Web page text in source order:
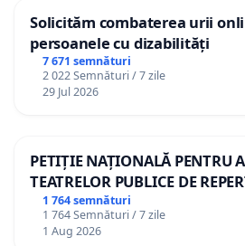
Solicităm combaterea urii
persoanele cu dizabilități
7 671 semnături
2 022 Semnături / 7 zile
29 Jul 2026
PETIȚIE NAȚIONALĂ PENTRU
TEATRELOR PUBLICE DE
ROMÂNIA
1 764 semnături
1 764 Semnături / 7 zile
1 Aug 2026